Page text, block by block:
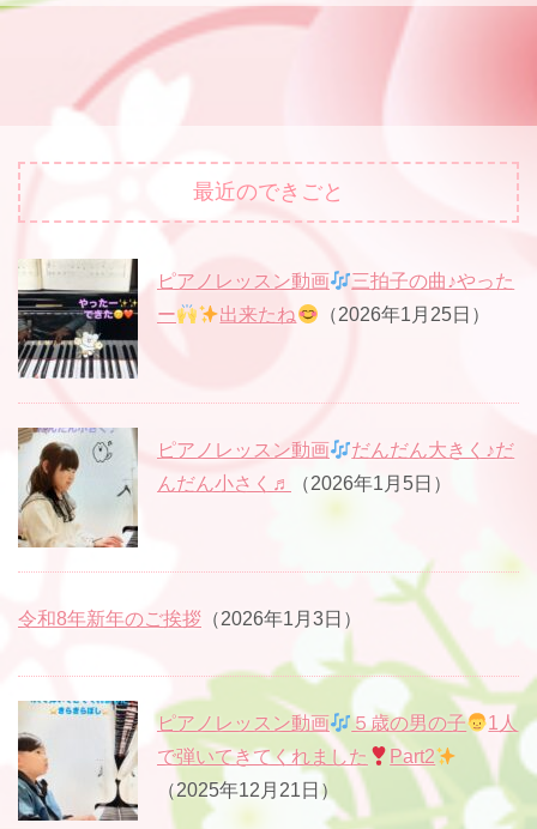
最近のできごと
ピアノレッスン動画
三拍子の曲♪やった
ー
出来たね （2026年1月25日）
ピアノレッスン動画
だんだん大きく♪だ
んだん小さく♬
（2026年1月5日）
令和8年新年のご挨拶 （2026年1月3日）
ピアノレッスン動画 ５歳の男の子
1人
で弾いてきてくれました
Part2
（2025年12月21日）